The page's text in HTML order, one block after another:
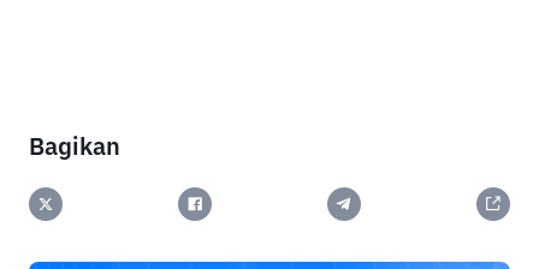
Bagikan